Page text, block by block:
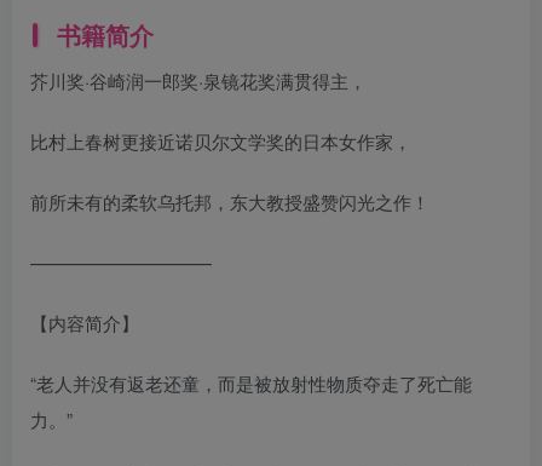
书籍简介
芥川奖·谷崎润一郎奖·泉镜花奖满贯得主，
比村上春树更接近诺贝尔文学奖的日本女作家，
前所未有的柔软乌托邦，东大教授盛赞闪光之作！
——————————
【内容简介】
“老人并没有返老还童，而是被放射性物质夺走了死亡能
力。”